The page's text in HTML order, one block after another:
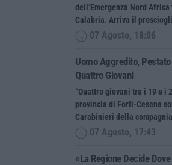
dell’Emergenza Nord
Calabria. Arriva il
07 Agosto, 18:06
Uomo Aggredito,
Quattro Giovani
“Quattro giovani tra i 19 e i
provincia di Forlì-Cesena
Carabinieri della
07 Agosto, 17:43
«La Regione Decide